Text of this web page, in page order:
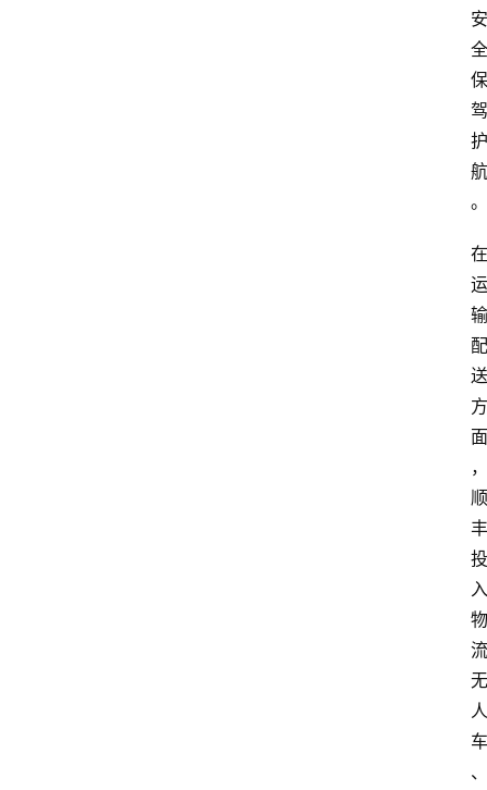
安
全
保
驾
护
航
。
在
运
输
配
送
方
面
，
顺
丰
投
入
物
流
无
人
车
、